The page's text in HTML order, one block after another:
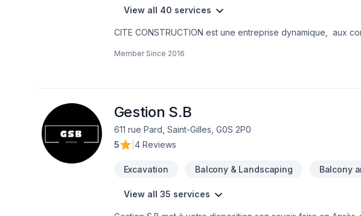
View all 40 services
CITE CONSTRUCTION est une entreprise dynamique, aux
sont des projets pouvant être réaliser par notre équipe.
FAIRE ÉCONOMISER GROS !
Member Since 2016
Gestion S.B
611 rue Pard, Saint-Gilles, G0S 2P0
5
4 Reviews
Excavation Balcony & Landscaping Balcony
View all 35 services